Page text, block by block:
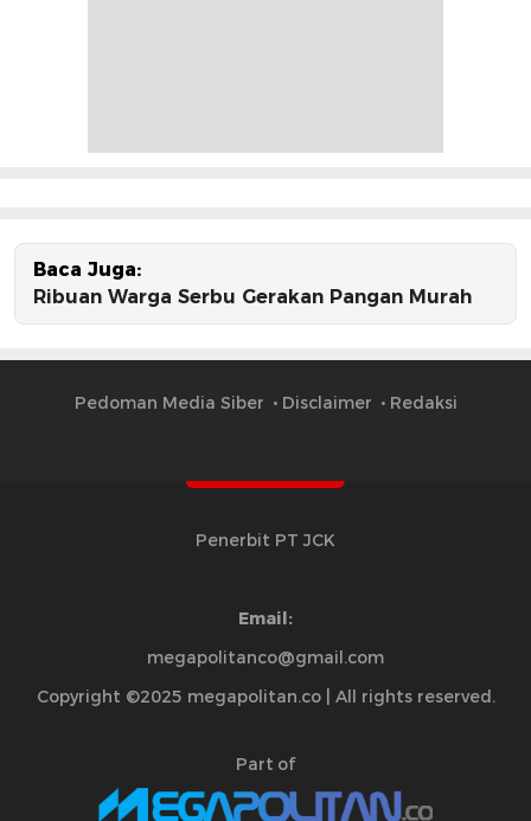
Baca Juga:
Ribuan Warga Serbu Gerakan Pangan Murah
Pedoman Media Siber Disclaimer Redaksi
Penerbit PT JCK
Email:
megapolitanco@gmail.com
Copyright ©2025 megapolitan.co | All rights reserved.
Part of